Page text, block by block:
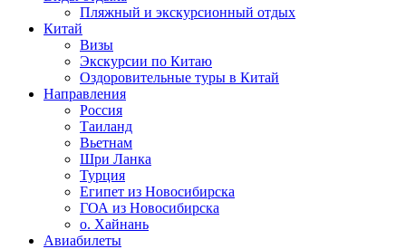
Пляжный и экскурсионный отдых
Китай
Визы
Экскурсии по Китаю
Оздоровительные туры в Китай
Направления
Россия
Таиланд
Вьетнам
Шри Ланка
Турция
Египет из Новосибирска
ГОА из Новосибирска
о. Хайнань
Авиабилеты